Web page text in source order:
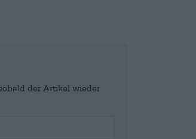
der Artikel wieder